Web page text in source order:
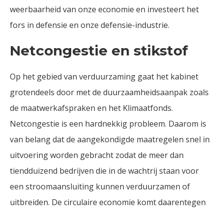
weerbaarheid van onze economie en investeert het
fors in defensie en onze defensie-industrie.
Netcongestie en stikstof
Op het gebied van verduurzaming gaat het kabinet
grotendeels door met de duurzaamheidsaanpak zoals
de maatwerkafspraken en het Klimaatfonds.
Netcongestie is een hardnekkig probleem. Daarom is
van belang dat de aangekondigde maatregelen snel in
uitvoering worden gebracht zodat de meer dan
tiendduizend bedrijven die in de wachtrij staan voor
een stroomaansluiting kunnen verduurzamen of
uitbreiden. De circulaire economie komt daarentegen